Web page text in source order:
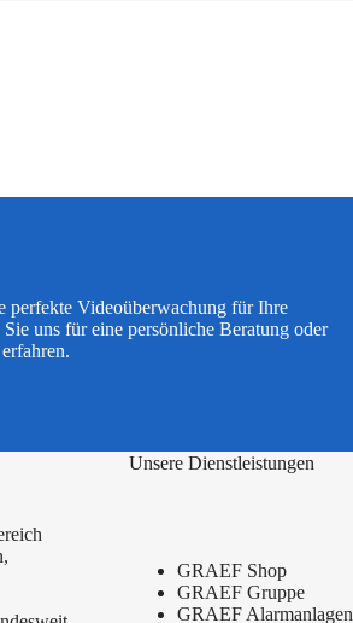
perfekte Videoüberwachung für Ihre
uns für eine persönliche Beratung oder
Unsere Dienstleistungen
GRAEF Shop
GRAEF Gruppe
GRAEF Alarmanlagen